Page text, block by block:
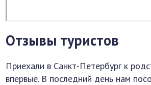
Отзывы туристов
Приехали в Санкт-Петербург к
впервые. В последний день нам